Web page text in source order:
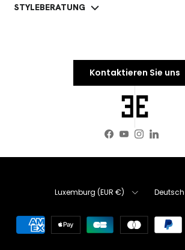
STYLEBERATUNG
Kontaktieren Sie uns
Facebook
YouTube
Instagram
LinkedIn
Land/Region
Luxemburg (EUR €) Deutsch